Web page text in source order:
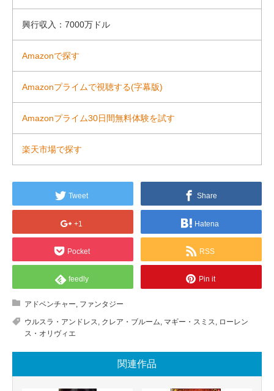
興行収入：7000万ドル
Amazonで探す
Amazonプライムで視聴する(字幕版)
Amazonプライム30日間無料体験を試す
楽天市場で探す
Tweet Share
+1 Hatena
Pocket RSS
feedly Pin it
アドベンチャー ファンタジー
ウルスラ・アンドレス クレア・ブルーム マギー・スミス
ローレン
ス・オリヴィエ
関連作品